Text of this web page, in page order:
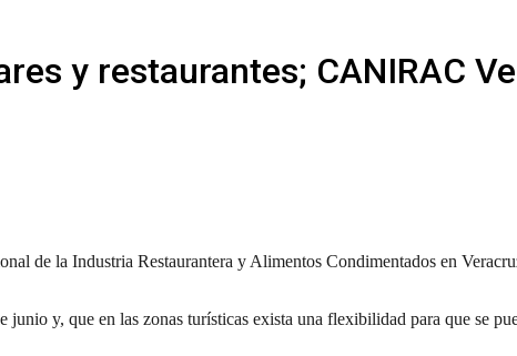
y restaurantes; CANIRAC
de la Industria Restaurantera y Alimentos Condimentados en
y, que en las zonas turísticas exista una flexibilidad para que se